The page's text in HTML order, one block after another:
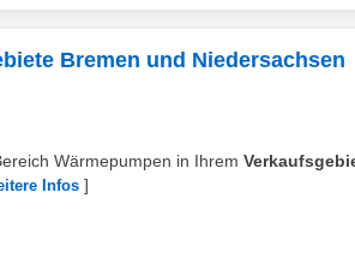
Bremen und Niedersachsen
Wärmepumpen in Ihrem
Infos ]